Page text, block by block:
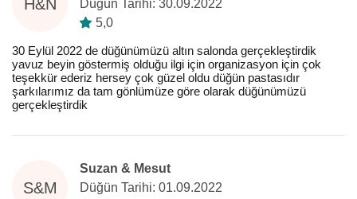
H&N
Düğün Tarihi: 30.09.2022
5,0
30 Eylül 2022 de düğünümüzü altın salonda gerçekleştirdik
yavuz beyin göstermiş olduğu ilgi için organizasyon için çok
teşekkür ederiz hersey çok güzel oldu düğün pastasıdır
şarkılarımız da tam gönlümüze göre olarak düğünümüzü
gerçekleştirdik
S&M
Suzan & Mesut
Düğün Tarihi: 01.09.2022